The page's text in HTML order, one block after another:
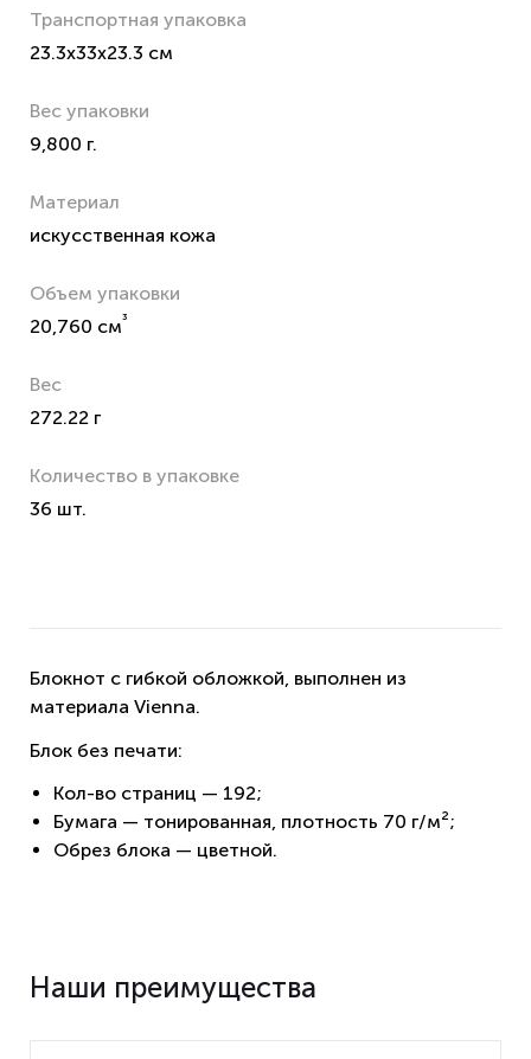
Транспортная упаковка
23.3x33x23.3 см
Вес упаковки
9,800 г.
Материал
искусственная кожа
Объем упаковки
20,760 см³
Вес
272.22 г
Количество в упаковке
36 шт.
Блокнот с гибкой обложкой, выполнен из
материала Vienna.
Блок без печати:
Кол-во страниц — 192;
Бумага — тонированная, плотность 70 г/м²;
Обрез блока — цветной.
Наши преимущества